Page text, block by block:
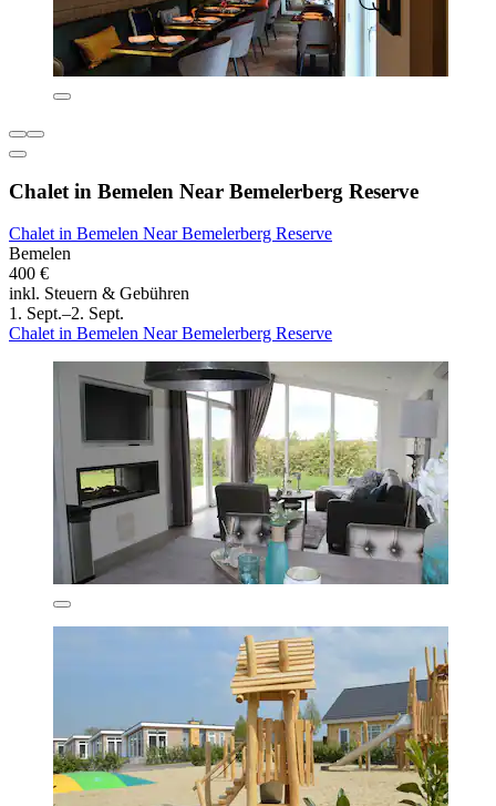
Chalet in Bemelen Near Bemelerberg Reserve
Chalet in Bemelen Near Bemelerberg Reserve
Bemelen
400 €
inkl. Steuern & Gebühren
1. Sept.–2. Sept.
Chalet in Bemelen Near Bemelerberg Reserve